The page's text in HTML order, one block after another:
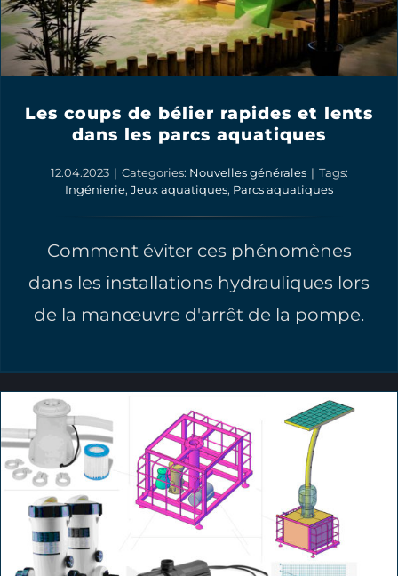
Les coups de bélier rapides et lents
dans les parcs aquatiques
12.04.2023 | Categories: Nouvelles générales | Tags:
Ingénierie, Jeux aquatiques, Parcs aquatiques
Comment éviter ces phénomènes
dans les installations hydrauliques lors
de la manœuvre d'arrêt de la pompe.